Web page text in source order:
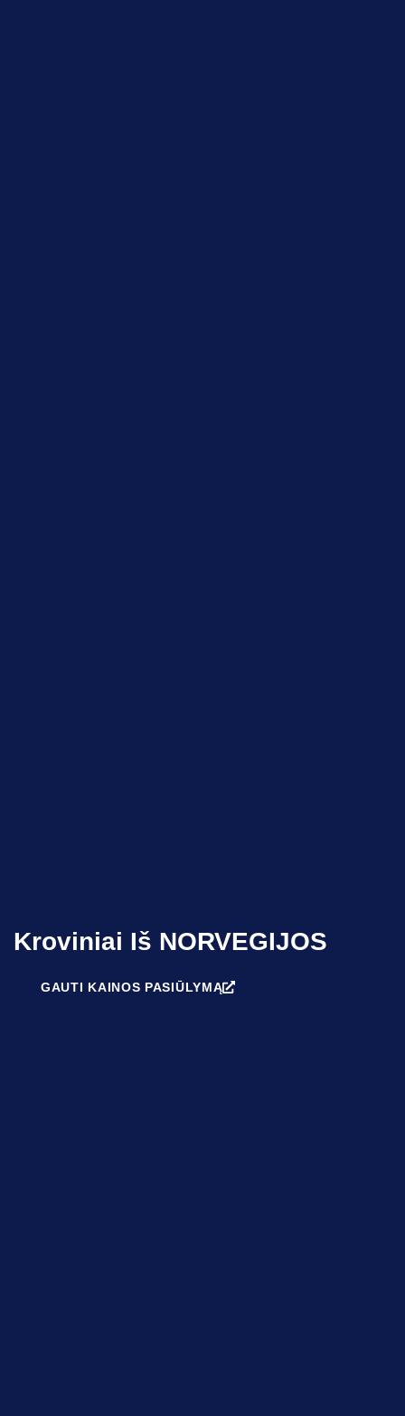
Kroviniai Iš NORVEGIJOS
GAUTI KAINOS PASIŪLYMĄ